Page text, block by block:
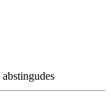
abstingudes